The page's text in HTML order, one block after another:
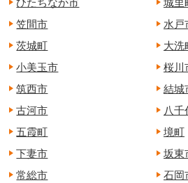
ひたちなか市
城里
笠間市
水戸
茨城町
大洗
小美玉市
桜川
筑西市
結城
古河市
八千
五霞町
境町
下妻市
坂東
常総市
石岡